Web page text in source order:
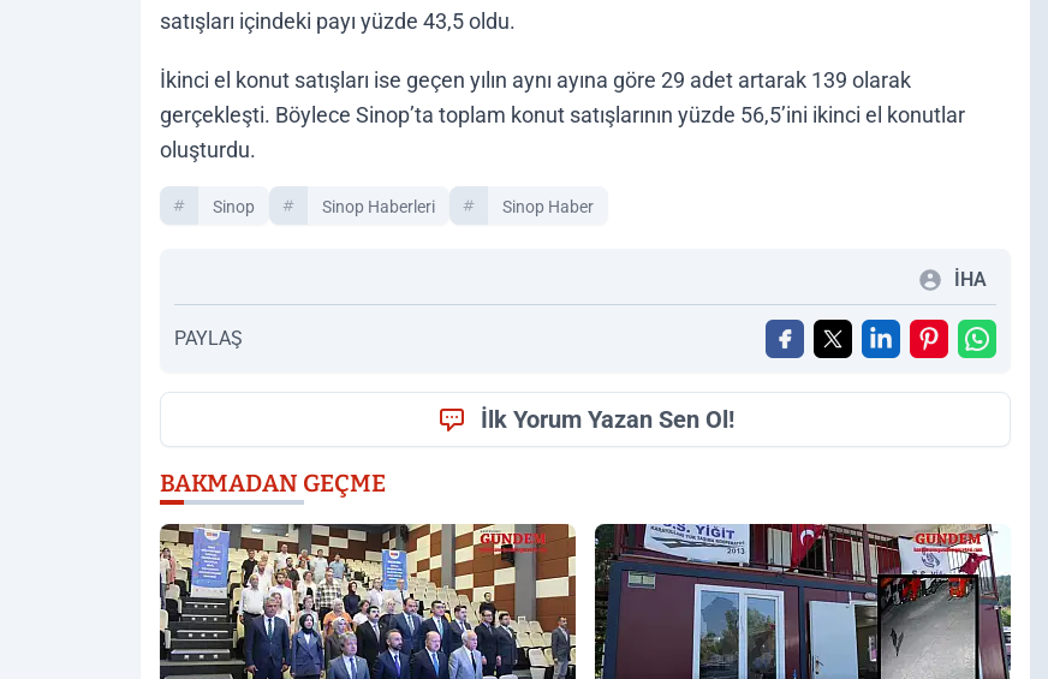
satışları içindeki payı yüzde 43,5 oldu.
İkinci el konut satışları ise geçen yılın aynı ayına göre 29 adet artarak 139 olarak
gerçekleşti. Böylece Sinop’ta toplam konut satışlarının yüzde 56,5’ini ikinci el konutlar
oluşturdu.
Sinop Sinop Haberleri Sinop Haber
İHA
PAYLAŞ
İlk Yorum Yazan Sen Ol!
BAKMADAN GEÇME